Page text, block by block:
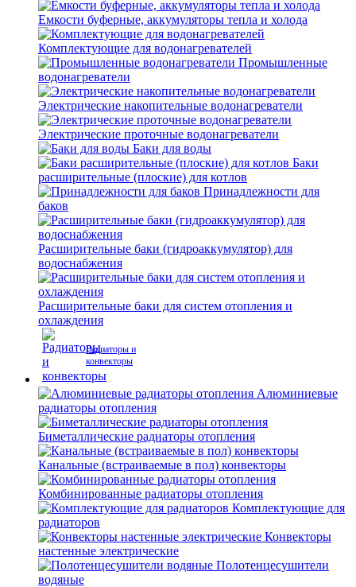
Емкости буферные, аккумуляторы тепла и холода
Комплектующие для водонагревателей
Промышленные
водонагреватели
Электрические накопительные водонагреватели
Электрические проточные водонагреватели
Баки для воды
Баки
расширительные (плоские) для котлов
Принадлежности для
баков
Расширительные баки (гидроаккумулятор) для
водоснабжения
Расширительные баки для систем отопления и
охлаждения
Радиаторы и
конвекторы
Алюминиевые
радиаторы отопления
Биметаллические радиаторы отопления
Канальные (встраиваемые в пол) конвекторы
Комбинированные радиаторы отопления
Комплектующие для
радиаторов
Конвекторы
настенные электрические
Полотенцесушители
водяные